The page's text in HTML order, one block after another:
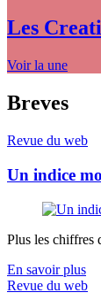
Les
Voir la une
Breves
Revue du web
Un indice
Plus les chiffres
En savoir plus
Revue du web